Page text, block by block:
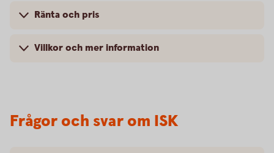
Ränta och pris
Villkor och mer information
Frågor och svar om ISK